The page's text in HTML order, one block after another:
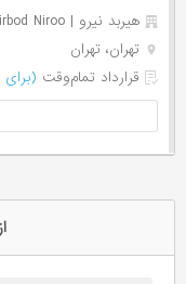
هیربد نیرو | Hirbod Niroo
تهران، تهران
قرارداد تمام‌وقت